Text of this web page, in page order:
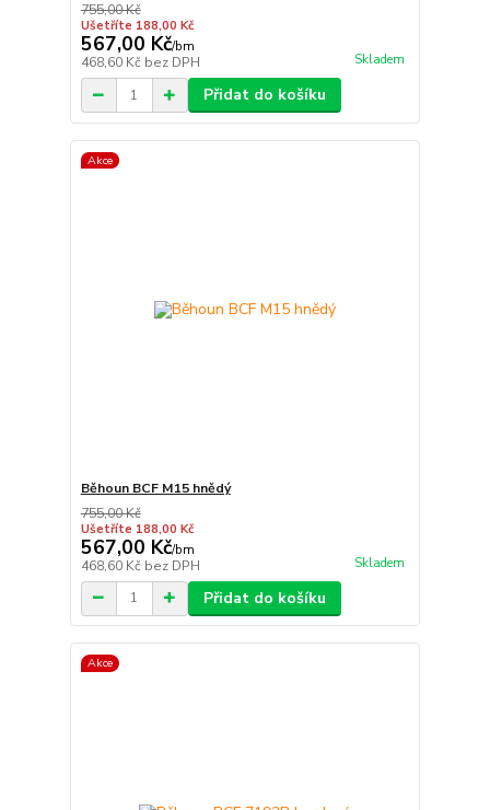
755,00 Kč
Ušetříte 188,00 Kč
567,00 Kč/bm
468,60 Kč bez DPH Skladem
Přidat do košíku
Akce
Běhoun BCF M15 hnědý
755,00 Kč
Ušetříte 188,00 Kč
567,00 Kč/bm
468,60 Kč bez DPH Skladem
Přidat do košíku
Akce